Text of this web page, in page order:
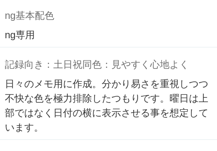
ng基本配色
ng専用
記録向き：土日祝同色：見やすく心地よく
日々のメモ用に作成。分かり易さを重視しつつ
不快な色を極力排除したつもりです。曜日は上
部ではなく日付の横に表示させる事を想定して
います。